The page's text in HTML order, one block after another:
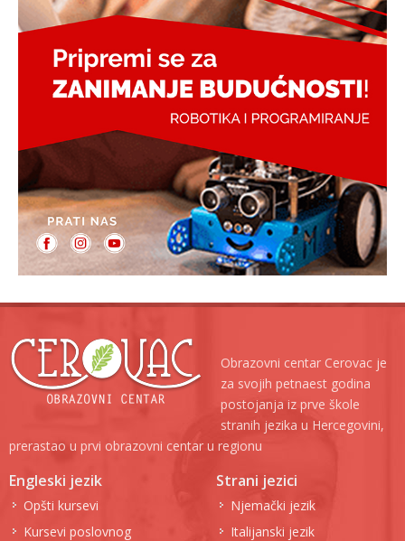
Obrazovni centar Cerovac je
za svojih petnaest godina
postojanja iz prve škole
stranih jezika u Hercegovini,
prerastao u prvi obrazovni centar u regionu
Engleski jezik
Opšti kursevi
Kursevi poslovnog
Strani jezici
Njemački jezik
Italijanski jezik